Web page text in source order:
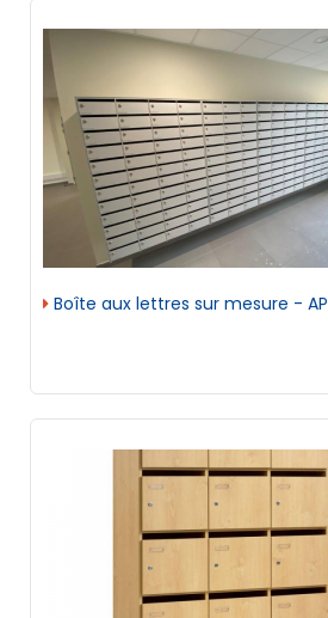
Boîte aux lettres sur mesure - AP